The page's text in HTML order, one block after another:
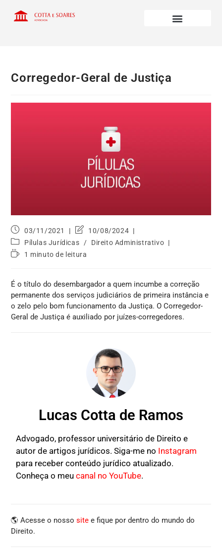
Corregedor-Geral de Justiça
03/11/2021
10/08/2024
Pílulas Jurídicas
/
Direito Administrativo
1 minuto de leitura
É o título do desembargador a quem incumbe a correção
permanente dos serviços judiciários de primeira instância e
o zelo pelo bom funcionamento da Justiça. O Corregedor-
Geral de Justiça é auxiliado por juízes-corregedores.
Lucas Cotta de Ramos
Advogado, professor universitário de Direito e
autor de artigos jurídicos. Siga-me no Instagram
para receber conteúdo jurídico atualizado.
Conheça o meucanal no YouTube.
🌎 Acesse o nossosite e fique por dentro do mundo do
Direito.